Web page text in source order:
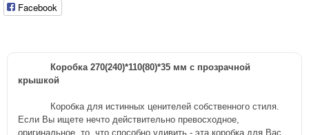
Facebook
Коробка 270(240)*110(80)*35 мм с прозрачной
крышкой
Коробка для истинных ценителей собственного стиля.
Если Вы ищете нечто действительно превосходное,
оригинальное, то, что способно удивить - эта коробка для Вас.